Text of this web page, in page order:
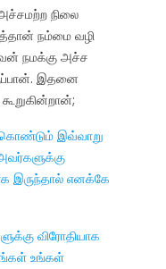
நிலை
நம்மை வழி
நமக்கு அச்ச
இதனை
இவ்வாறு
இருந்தால் எனக்கே
விரோதியாக
உங்கள்